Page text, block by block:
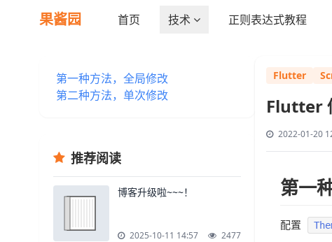
果酱园 首页 技术 正则表达式教程
第一种方法，全局修改
第二种方法，单次修改
推荐阅读
博客升级啦~~~！
2025-10-11 14:57 2477
Flutter
Flutter
2022-01-20
第一
配置